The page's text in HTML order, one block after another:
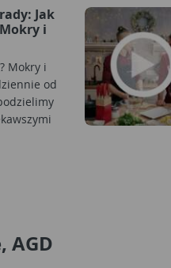
Jak
i
Mokry i
od
AGD